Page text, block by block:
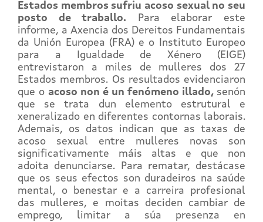
Estados membros sufriu acoso sexual no seu
posto de traballo. Para elaborar este
informe, a Axencia dos Dereitos Fundamentais
da Unión Europea (FRA) e o Instituto Europeo
para a Igualdade de Xénero (EIGE)
entrevistaron a miles de mulleres dos 27
Estados membros. Os resultados evidenciaron
que o acoso non é un fenómeno illado, senón
que se trata dun elemento estrutural e
xeneralizado en diferentes contornas laborais.
Ademais, os datos indican que as taxas de
acoso sexual entre mulleres novas son
significativamente máis altas e que non
adoita denunciarse. Para rematar, destácase
que os seus efectos son duradeiros na saúde
mental, o benestar e a carreira profesional
das mulleres, e moitas deciden cambiar de
emprego, limitar a súa presenza en